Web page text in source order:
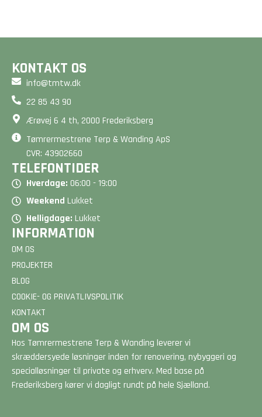
BEREGN PRIS BEREGN PRIS
KONTAKT OS
info@tmtw.dk
22 85 43 90
Ærøvej 6 4 th, 2000 Frederiksberg
Tømrermestrene Terp & Wanding ApS
CVR: 43902660
TELEFONTIDER
Hverdage: 06:00 - 19:00
Weekend Lukket
Helligdage: Lukket
INFORMATION
OM OS
PROJEKTER
BLOG
COOKIE- OG PRIVATLIVSPOLITIK
KONTAKT
OM OS
Hos Tømrermestrene Terp & Wanding leverer vi
skræddersyede løsninger inden for renovering, nybyggeri og
specialløsninger til private og erhverv. Med base på
Frederiksberg kører vi dagligt rundt på hele Sjælland.